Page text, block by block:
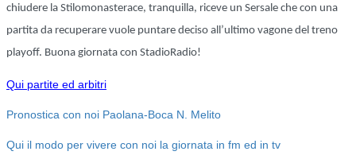
chiudere la Stilomonasterace, tranquilla, riceve un Sersale che con una
partita da recuperare vuole puntare deciso all’ultimo vagone del treno
playoff. Buona giornata con StadioRadio!
Qui partite ed arbitri
Pronostica con noi Paolana-Boca N. Melito
Qui il modo per vivere con noi la giornata in fm ed in tv